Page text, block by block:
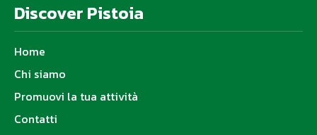
Discover Pistoia
Home
Chi siamo
Promuovi la tua attività
Contatti